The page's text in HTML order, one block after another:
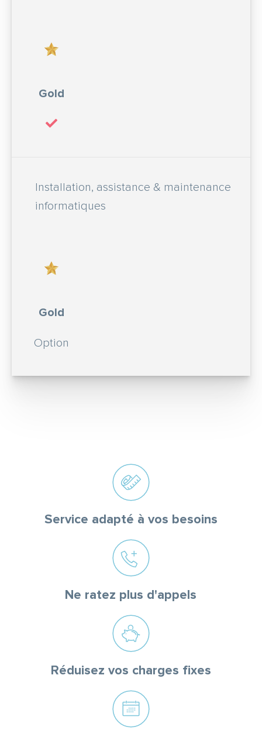
Gold
Installation, assistance & maintenance
informatiques
Gold
Option
Service adapté à vos besoins
Ne ratez plus d'appels
Réduisez vos charges fixes